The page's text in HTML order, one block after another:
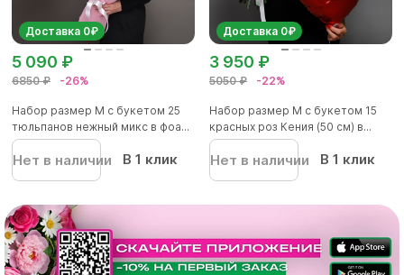
Доставка 0₽
6850 ₽ -26%
5 090 ₽
Набор размер M с букетом 25
тюльпанов нежный микс в фоа...
Нет в наличии В 1 клик
Доставка 0₽
5050 ₽ -22%
3 950 ₽
Набор размер M с букетом 15
красных роз Кения (50 см) в...
Нет в наличии В 1 клик